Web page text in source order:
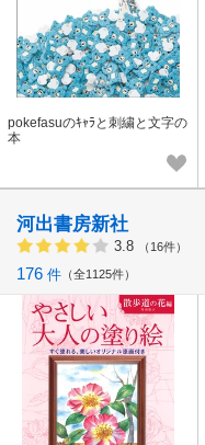
pokefasuのｷｬﾗと刺繍と文字の
本
河出書房新社
3.8 （16件）
176 件 全1125件